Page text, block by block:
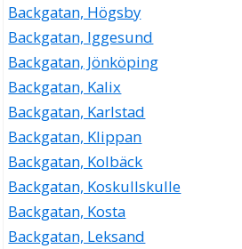
Backgatan, Högsby
Backgatan, Iggesund
Backgatan, Jönköping
Backgatan, Kalix
Backgatan, Karlstad
Backgatan, Klippan
Backgatan, Kolbäck
Backgatan, Koskullskulle
Backgatan, Kosta
Backgatan, Leksand